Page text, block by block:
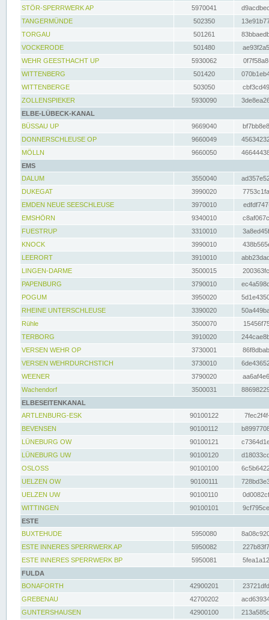
STÖR-SPERRWERK AP 5970041
TANGERMÜNDE
502350
TORGAU
501261
VOCKERODE
501480
WEHR GEESTHACHT UP
5930062
WITTENBERG
501420
WITTENBERGE
503050
ZOLLENSPIEKER
5930090
ELBE-LÜBECK-KANAL
BÜSSAU UP
9669040
DONNERSCHLEUSE OP
9660049
MÖLLN
9660050
EMS
DALUM
3550040
DUKEGAT
3990020
EMDEN NEUE SEESCHLEUSE
3970010
EMSHÖRN
9340010
FUESTRUP
3310010
KNOCK
3990010
LEERORT
3910010
LINGEN-DARME
3500015
PAPENBURG
3790010
POGUM
3950020
RHEINE UNTERSCHLEUSE
3390020
Rühle
3500070
TERBORG
3910020
VERSEN WEHR OP
3730001
VERSEN WEHRDURCHSTICH
3730010
WEENER
3790020
Wachendorf
3500031
ELBESEITENKANAL
ARTLENBURG-ESK
90100122
BEVENSEN
90100112
LÜNEBURG OW
90100121
LÜNEBURG UW
90100120
OSLOSS
90100100
UELZEN OW
90100111
UELZEN UW
90100110
WITTINGEN
90100101
ESTE
BUXTEHUDE
5950080
ESTE INNERES SPERRWERK AP
5950082
ESTE INNERES SPERRWERK BP
5950081
FULDA
BONAFORTH
42900201
GREBENAU
42700202
GUNTERSHAUSEN
42900100